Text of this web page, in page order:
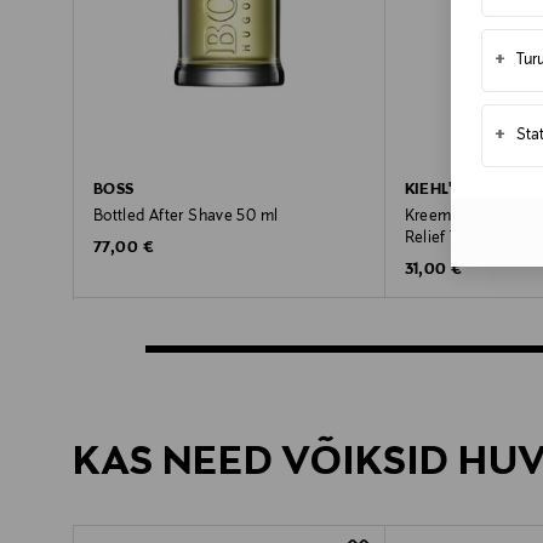
+
+
BOSS
Bottled After Shave 50 ml
Original Price
77,00 €
KIEHL'S
Kreem Ultimate
Relief 75 ml
Original Price
31,00 €
KAS NEED VÕIKSID